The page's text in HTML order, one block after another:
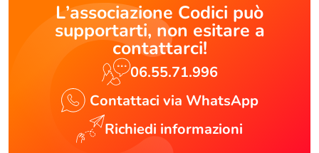
L’associazione Codici può
supportarti, non esitare a
contattarci!
06.55.71.996
Contattaci via WhatsApp
Richiedi informazioni